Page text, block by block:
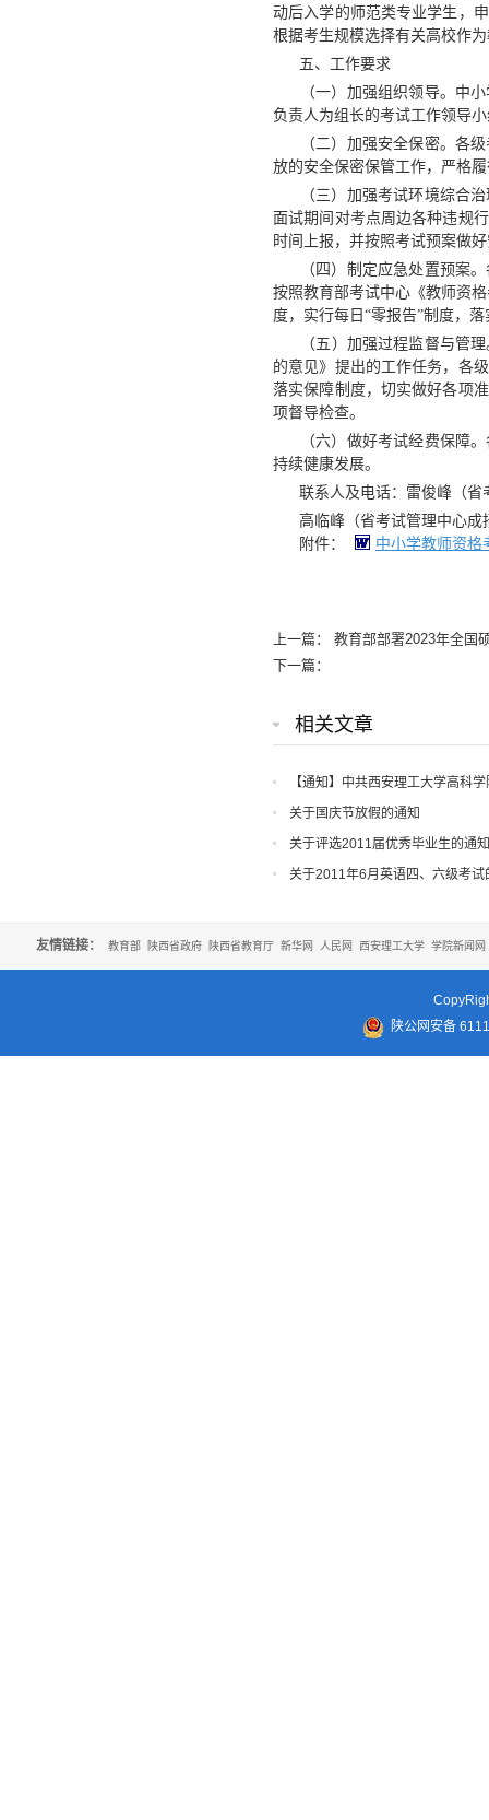
动后入学的师范类专业学生，
根据考生规模选择有关高校作
五、工作要求
（一）加强组织领导。中小
负责人为组长的考试工作领导
（二）加强安全保密。各级
放的安全保密保管工作，严格
（三）加强考试环境综合治
面试期间对考点周边各种违规
时间上报，并按照考试预案做
（四）制定应急处置预案。
按照教育部考试中心《教师资
度，实行每日“零报告”制度，
（五）加强过程监督与管理
的意见》提出的工作任务，各
落实保障制度，切实做好各项
项督导检查。
（六）做好考试经费保障。
持续健康发展。
联系人及电话：雷俊峰（省
高临峰（省考试管理中心成
附件：
中小学教师资格
上一篇： 教育部部署2023年全国
下一篇：
相关文章
【通知】中共西安理工大学高科
知
关于国庆节放假的通知
关于评选2011届优秀毕业生的通知
关于2011年6月英语四、六级考试
友情链接： 教育部 陕西省政府 陕西省教育厅 新华网 人民网 西安理工大学 学院新闻网
陕公网安备